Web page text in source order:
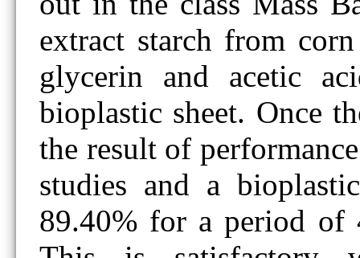
extract starch from
glycerin and acetic
bioplastic sheet. Once
the result of
studies and a
89.40% for a period of